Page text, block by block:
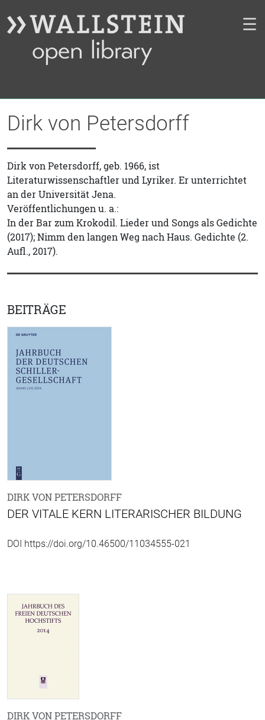
☰
Dirk von Petersdorff
Dirk von Petersdorff, geb. 1966, ist
Literaturwissenschaftler und Lyriker. Er unterrichtet
an der Universität Jena.
Veröffentlichungen u. a.:
In der Bar zum Krokodil. Lieder und Songs als Gedichte
(2017); Nimm den langen Weg nach Haus. Gedichte (2.
Aufl., 2017).
BEITRÄGE
DIRK VON PETERSDORFF
DER VITALE KERN LITERARISCHER BILDUNG
DOI https://doi.org/10.46500/11034555-021
DIRK VON PETERSDORFF